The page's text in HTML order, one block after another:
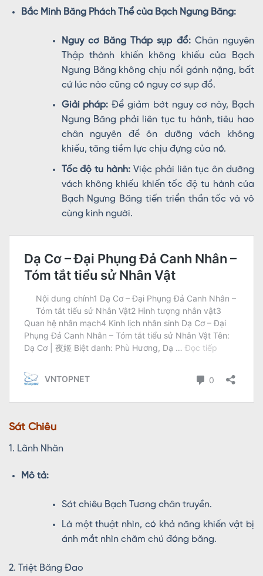
Bắc Minh Băng Phách Thể của Bạch Ngưng Băng:
Nguy cơ Băng Tháp sụp đổ:Chân nguyên
Thập thành khiến không khiếu của Bạch
Ngưng Băng không chịu nổi gánh nặng, bất
cứ lúc nào cũng có nguy cơ sụp đổ.
Giải pháp: Để giảm bớt nguy cơ này, Bạch
Ngưng Băng phải liên tục tu hành, tiêu hao
chân nguyên để ôn dưỡng vách không
khiếu, tăng tiềm lực chịu đựng của nó.
Tốc độ tu hành: Việc phải liên tục ôn dưỡng
vách không khiếu khiến tốc độ tu hành của
Bạch Ngưng Băng tiến triển thần tốc và vô
cùng kinh người.
Sát Chiêu
1. Lãnh Nhãn
Mô tả:
Sát chiêu Bạch Tương chân truyền.
Là một thuật nhìn, có khả năng khiến vật bị
ánh mắt nhìn chăm chú đóng băng.
2. Triệt Băng Đao